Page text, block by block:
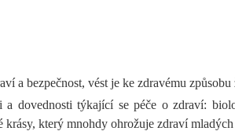
bezpečnost, vést je ke zdravému
dovednosti týkající se péče o zdraví:
krásy, který mnohdy ohrožuje zdraví